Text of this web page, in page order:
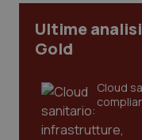
Ultime
Gold
Cloud